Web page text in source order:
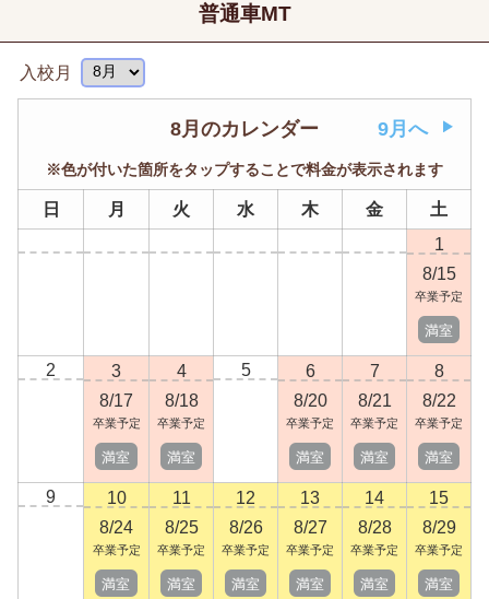
普通車MT
入校月
8月のカレンダー 9月へ
※色が付いた箇所をタップすることで料金が表示されます
日 月 火 水 木 金
土
1
8/15
卒業予定
満室
2
3
8/17
卒業予定
満室
4
8/18
卒業予定
満室
5
6
8/20
卒業予定
満室
7
8/21
卒業予定
満室
8
8/22
卒業予定
満室
9
10
8/24
卒業予定
満室
11
8/25
卒業予定
満室
12
8/26
卒業予定
満室
13
8/27
卒業予定
満室
14
8/28
卒業予定
満室
15
8/29
卒業予定
満室